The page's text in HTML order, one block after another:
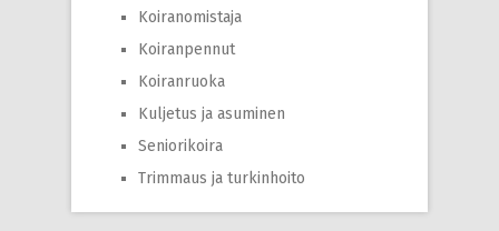
Koiranomistaja
Koiranpennut
Koiranruoka
Kuljetus ja asuminen
Seniorikoira
Trimmaus ja turkinhoito